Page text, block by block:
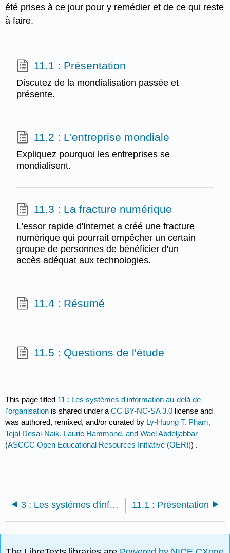
été prises à ce jour pour y remédier et de ce qui reste
à faire.
11.1 : Présentation
Discutez de la mondialisation passée et
présente.
11.2 : L'entreprise mondiale
Expliquez pourquoi les entreprises se
mondialisent.
11.3 : La fracture numérique
L'essor rapide d'Internet a créé une fracture
numérique qui pourrait empêcher un certain
groupe de personnes de bénéficier d'un
accès adéquat aux technologies.
11.4 : Résumé
11.5 : Questions de l'étude
This page titled 11 : Les systèmes d'information au-delà de
l'organisation is shared under aCC BY-NC-SA 3.0 license and
was authored, remixed, and/or curated by Ly-Huong T. Pham,
Tejal Desai-Naik, Laurie Hammond, and Wael Abdeljabbar
(ASCCC Open Educational Resources Initiative (OERI)) .
3 : Les systèmes d'information au-delà de l'organisation 11.1 : Présentation